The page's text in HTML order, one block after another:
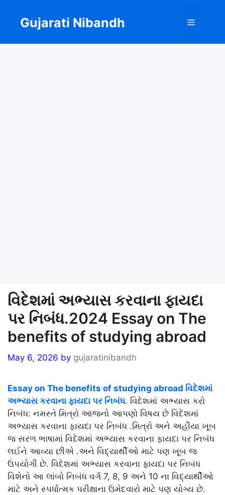
content
Gujarati Nibandh Menu
વિદેશમાં અભ્યાસ કરવાના ફાયદા
પર નિબંધ.2024 Essay on The
benefits of studying abroad
May 6, 2026 by gujaratinibandh
Essay on The benefits of studying abroad વિદેશમાં
અભ્યાસ કરવાના ફાયદા પર નિબંધ. વિદેશમાં અભ્યાસ કરો
નિબંધ: નમસ્તે મિત્રો આજનો આપણો વિષય છે વિદેશમાં
અભ્યાસ કરવાના ફાયદા પર નિબંધ .મિત્રો અને અહીંયા ખૂબ
જ સરળ ભાષામાં વિદેશમાં અભ્યાસ કરવાના ફાયદા પર નિબંધ
લઈને આવ્યા છીએ .અને વિદ્યાર્થીઓ માટે પણ ખૂબ જ
ઉપયોગી છે. વિદેશમાં અભ્યાસ કરવાના ફાયદા પર નિબંધ
વિશેનો આ લાંબો નિબંધ વર્ગ 7, 8, 9 અને 10 ના વિદ્યાર્થીઓ
માટે અને સ્પર્ધાત્મક પરીક્ષાના ઉમેદવારો માટે પણ યોગ્ય છે.